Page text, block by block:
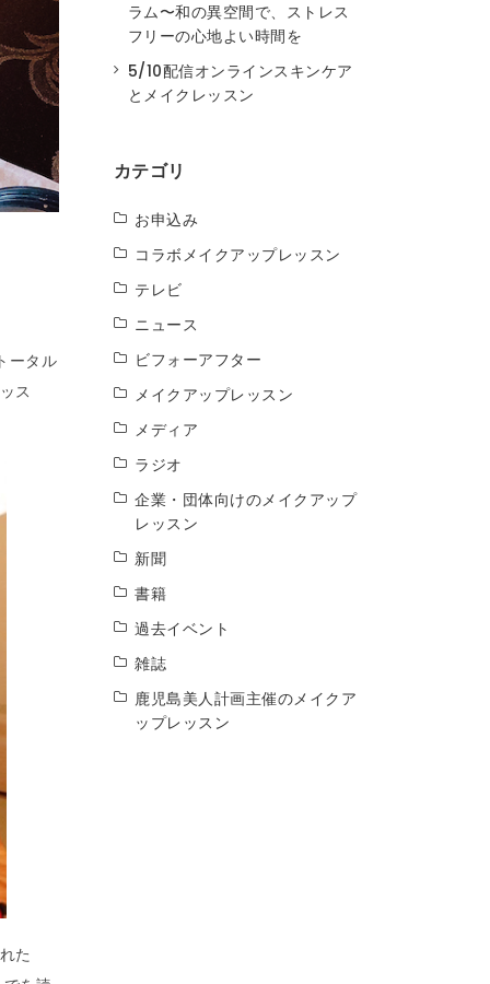
ータル
ス
た
ラム〜和の異空間で、ストレス
フリーの心地よい時間を
5/10配信オンラインスキンケア
とメイクレッスン
カテゴリ
お申込み
コラボメイクアップレッスン
テレビ
ニュース
ビフォーアフター
メイクアップレッスン
メディア
ラジオ
企業・団体向けのメイクアップ
レッスン
新聞
書籍
過去イベント
雑誌
鹿児島美人計画主催のメイクア
ップレッスン